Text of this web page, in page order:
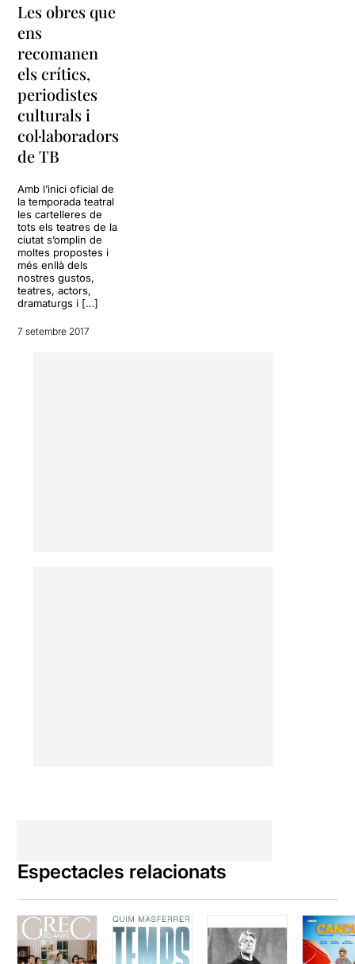
Les obres que
ens
recomanen
els crítics,
periodistes
culturals i
col·laboradors
de TB
Amb l’inici oficial de
la temporada teatral
les cartelleres de
tots els teatres de la
ciutat s’omplin de
moltes propostes i
més enllà dels
nostres gustos,
teatres, actors,
dramaturgs i […]
7 setembre 2017
Espectacles relacionats